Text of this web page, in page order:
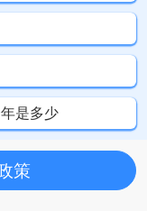
是多少
策